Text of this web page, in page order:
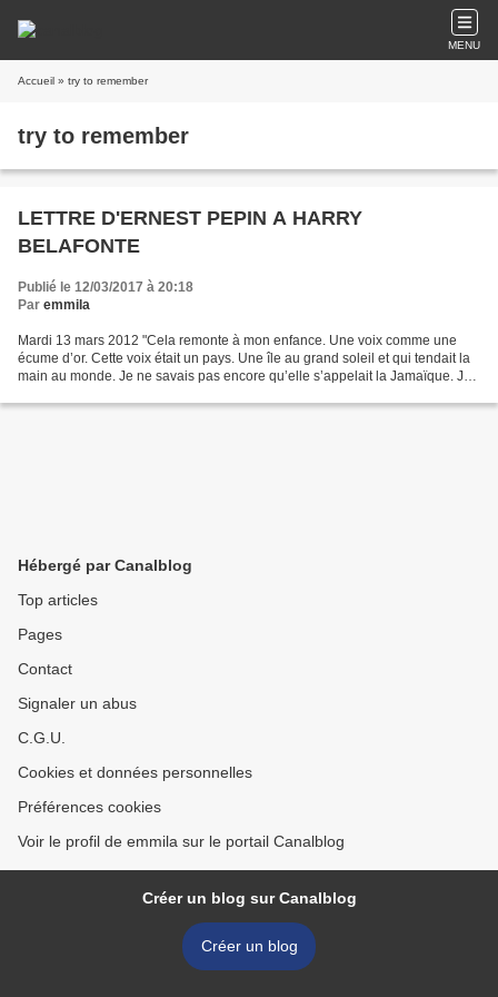
MENU
Accueil » try to remember
try to remember
LETTRE D'ERNEST PEPIN A HARRY
BELAFONTE
Publié le 12/03/2017 à 20:18
Par emmila
Mardi 13 mars 2012 "Cela remonte à mon enfance. Une voix comme une
écume d’or. Cette voix était un pays. Une île au grand soleil et qui tendait la
main au monde. Je ne savais pas encore qu’elle s’appelait la Jamaïque. Je
Hébergé par Canalblog
Top articles
Pages
Contact
Signaler un abus
C.G.U.
Cookies et données personnelles
Préférences cookies
Voir le profil de emmila sur le portail Canalblog
Créer un blog sur Canalblog
Créer un blog